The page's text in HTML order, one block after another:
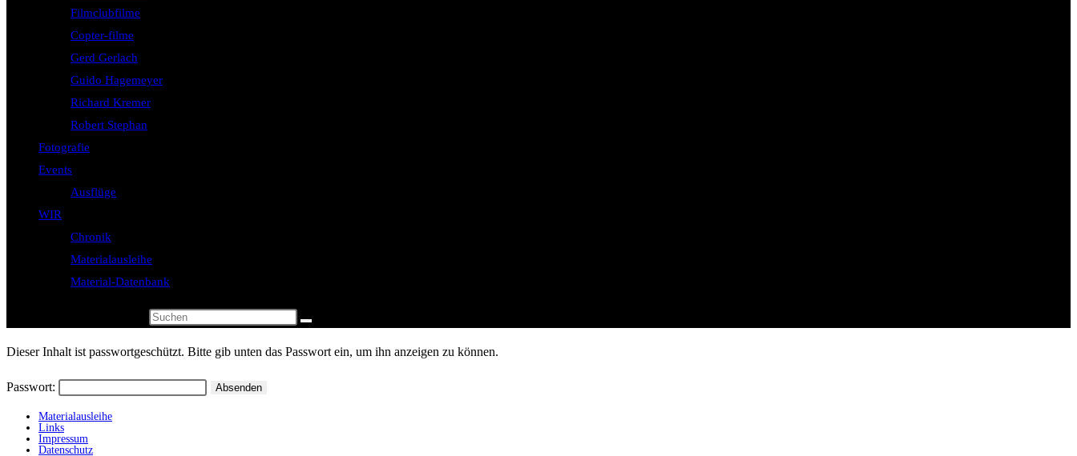
Filmclubfilme
Copter-filme
Gerd Gerlach
Guido Hagemeyer
Richard Kremer
Robert Stephan
Fotografie
Events
Ausflüge
WIR
Chronik
Materialausleihe
Material-Datenbank
Dieser Inhalt ist passwortgeschützt. Bitte gib unten das Passwort ein, um ihn anzeigen zu können.
Passwort:
Materialausleihe
Links
Impressum
Datenschutz